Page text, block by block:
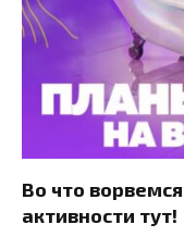
Во что
активности тут!